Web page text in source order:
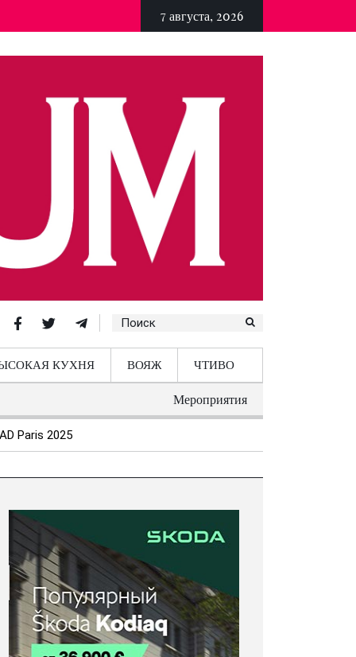
7 августа, 2026
КУХНЯ ВОЯЖ ЧТИВО
Мероприятия
Paris 2025